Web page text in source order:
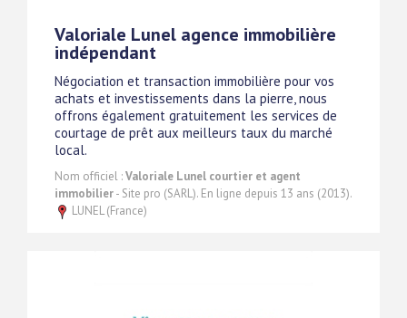
Valoriale Lunel agence immobilière
indépendant
Négociation et transaction immobilière pour vos
achats et investissements dans la pierre, nous
offrons également gratuitement les services de
courtage de prêt aux meilleurs taux du marché
local.
Nom officiel :Valoriale Lunel courtier et agent
immobilier- Site pro (SARL). En ligne depuis 13 ans (2013).
LUNEL (France)